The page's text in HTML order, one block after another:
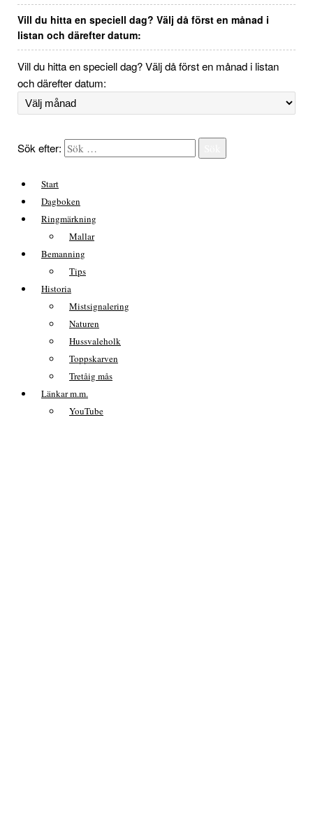
Vill du hitta en speciell dag? Välj då först en månad i
listan och därefter datum:
Vill du hitta en speciell dag? Välj då först en månad i listan
och därefter datum:
Sök efter:
Start
Dagboken
Ringmärkning
Mallar
Bemanning
Tips
Historia
Mistsignalering
Naturen
Hussvaleholk
Toppskarven
Tretåig mås
Länkar m.m.
YouTube